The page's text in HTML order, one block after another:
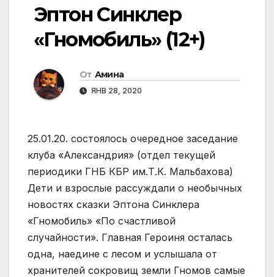
Эптон Синклер
«Гномобиль» (12+)
От Амина
ЯНВ 28, 2020
25.01.20. состоялось очередное заседание
клуба «Александрия» (отдел текущей
периодики ГНБ КБР им.Т.К. Мальбахова)
Дети и взрослые рассуждали о необычных
новостях сказки Эптона Синклера
«Гномобиль» «По счастливой
случайности». Главная Героиня осталась
одна, наедине с лесом и услышала от
хранителей сокровищ земли Гномов самые